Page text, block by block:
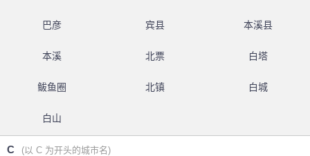
巴彦 宾县 本溪县
本溪 北票 白塔
鲅鱼圈 北镇 白城
白山
C (以 C 为开头的城市名)